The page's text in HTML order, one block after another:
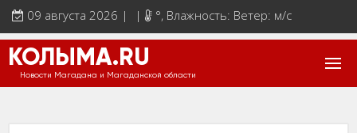
09 августа 2026 | | °, Влажность: Ветер: м/с
КОЛЫМА.RU
Новости Магадана и Магаданской области